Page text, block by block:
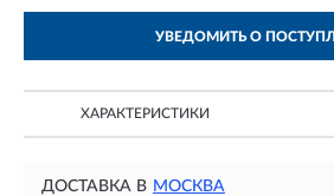
УВЕДОМИТЬ О
ХАРАКТЕРИСТИКИ
ДОСТАВКА В МОСКВА